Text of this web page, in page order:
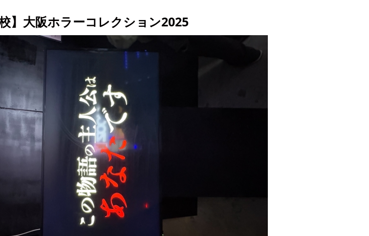
校】大阪ホラーコレクション2025